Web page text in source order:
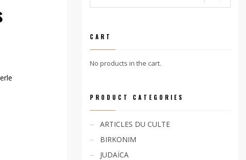
CART
No products in the cart.
PRODUCT CATEGORIES
ARTICLES DU CULTE
BIRKONIM
JUDAÏCA